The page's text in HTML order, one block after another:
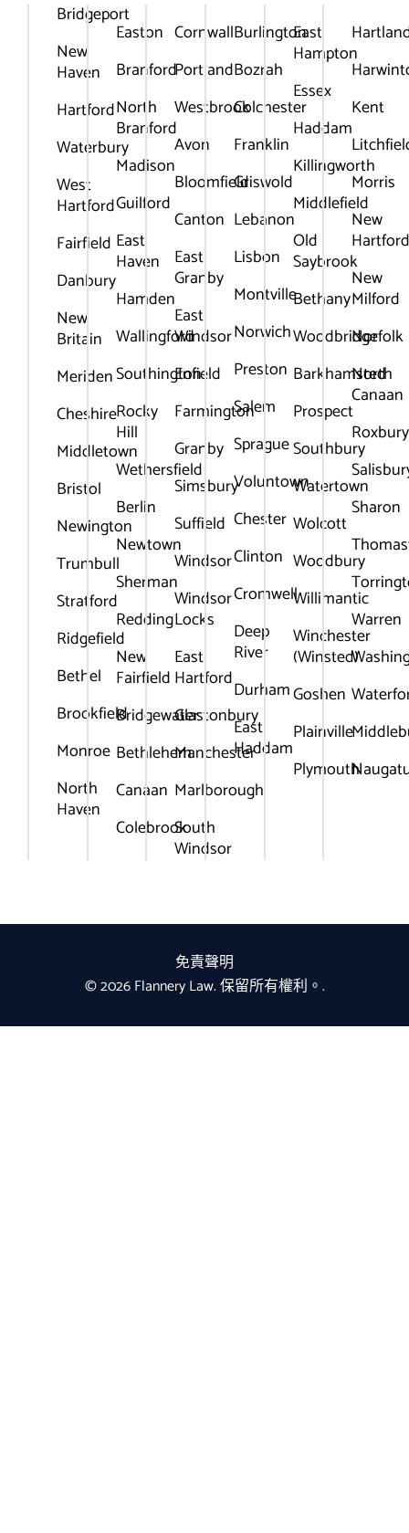
Bridgeport
New
Haven
Hartford
Waterbury
West
Hartford
Fairfield
Danbury
New
Britain
Meriden
Cheshire
Middletown
Bristol
Newington
Trumbull
Stratford
Ridgefield
Bethel
Brookfield
Monroe
North
Haven
Easton
Branford
North
Branford
Madison
Guilford
East
Haven
Hamden
Wallingford
Southington
Rocky
Hill
Wethersfield
Berlin
Newtown
Sherman
Redding
New
Fairfield
Bridgewater
Bethlehem
Canaan
Colebrook
Cornwall
Portland
Westbrook
Avon
Bloomfield
Canton
East
Granby
East
Windsor
Enfield
Farmington
Granby
Simsbury
Suffield
Windsor
Windsor
Locks
East
Hartford
Glastonbury
Manchester
Marlborough
South
Windsor
Burlington
Bozrah
Colchester
Franklin
Griswold
Lebanon
Lisbon
Montville
Norwich
Preston
Salem
Sprague
Voluntown
Chester
Clinton
Cromwell
Deep
River
Durham
East
Haddam
East
Hampton
Essex
Haddam
Killingworth
Middlefield
Old
Saybrook
Bethany
Woodbridge
Barkhamsted
Prospect
Southbury
Watertown
Wolcott
Woodbury
Willimantic
Winchester
(Winsted)
Goshen
Plainville
Plymouth
Kent
Morris
New
New
Milford
Norfolk
North
Canaan
Roxbury
Sharon
Warren
免責聲明
© 2026 Flannery Law. 保留所有權利。.